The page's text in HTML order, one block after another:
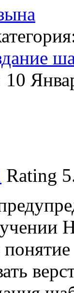
Rating